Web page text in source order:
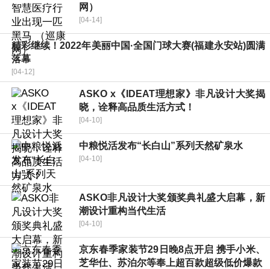
网）
[04-14]
精彩继续！2022年美丽中国·全国门球大赛(福建永安站)圆满
落幕
[04-12]
ASKO x《IDEAT理想家》非凡设计大奖揭
晓，诠释高品质生活方式！
[04-10]
中粮悦活发布“长白山”系列天然矿泉水
[04-10]
ASKO非凡设计大奖颁奖典礼盛大启幕，新
潮设计重构当代生活
[04-10]
京东春季家装节29日晚8点开启 携手小米、
芝华仕、苏泊尔等奉上超百款超级低价爆款